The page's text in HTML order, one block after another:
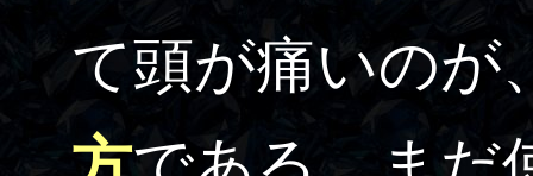
て頭が痛いのが